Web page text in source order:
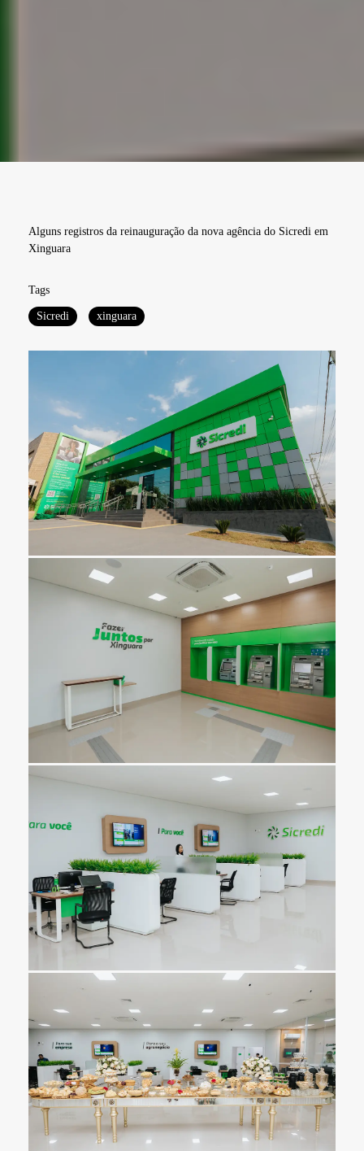
Alguns registros da reinauguração da nova agência do Sicredi em
Xinguara
Tags
Sicredi xinguara